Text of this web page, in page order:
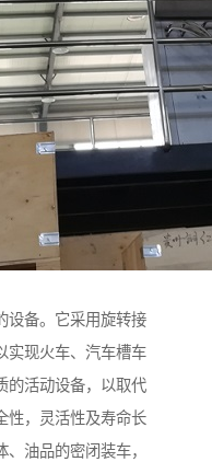
设备。它采用旋转接
实现火车、汽车槽车
的活动设备，以取代
性，灵活性及寿命长
油品的密闭装车，